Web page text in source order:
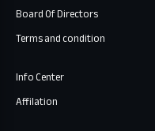
Board Of Directors
Terms and condition
Info Center
Affilation